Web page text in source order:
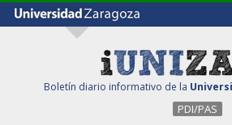
Boletín diario informativo de la
PDI/PAS